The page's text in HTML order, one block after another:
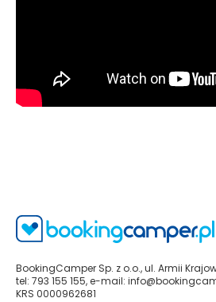
BookingCamper Sp. z o.o., ul. Armii
tel: 793 155 155, e-mail:
KRS 0000962681